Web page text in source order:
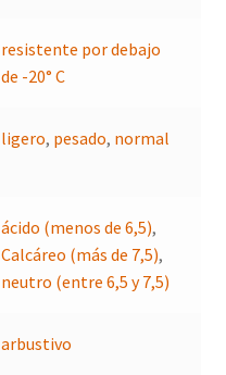
resistente por debajo
de -20° C
ligero, pesado, normal
ácido (menos de 6,5),
Calcáreo (más de 7,5),
neutro (entre 6,5 y 7,5)
arbustivo